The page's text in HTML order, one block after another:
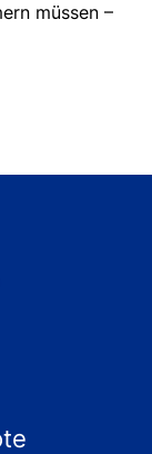
müssen –